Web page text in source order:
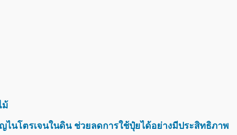
ม้
นโตรเจนในดิน ช่วยลดการใช้ปุ๋ยได้อย่างมีประสิทธิภาพ